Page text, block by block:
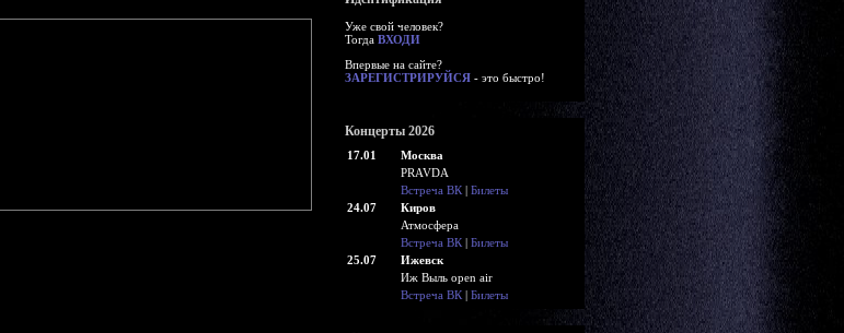
Уже свой человек?
Тогда ВХОДИ
Впервые на сайте?
ЗАРЕГИСТРИРУЙСЯ - это быстро!
Концерты 2026
17.01
Москва
PRAVDA
Встреча ВК | Билеты
24.07
Киров
Атмосфера
Встреча ВК | Билеты
25.07
Ижевск
Иж Выль open air
Встреча ВК | Билеты